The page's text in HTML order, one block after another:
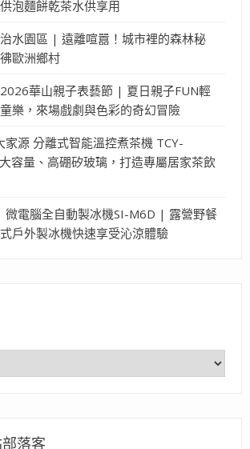
泡麵餅乾茶水供享用
水園區 | 遠離喧囂！城市裡的森林秘
歐洲鄉村
華山親子表藝節 | 夏日親子FUN輕
樂，來場戲劇與色彩的奇幻冒險
家源 分離式智能溫控煮茶機 TCY-
容量、高硼矽玻璃，打造專屬居家茶飲
微電腦全自動製冰機SI-M6D | 露營野餐
戶外製冰機快速享受沁涼體驗
落客